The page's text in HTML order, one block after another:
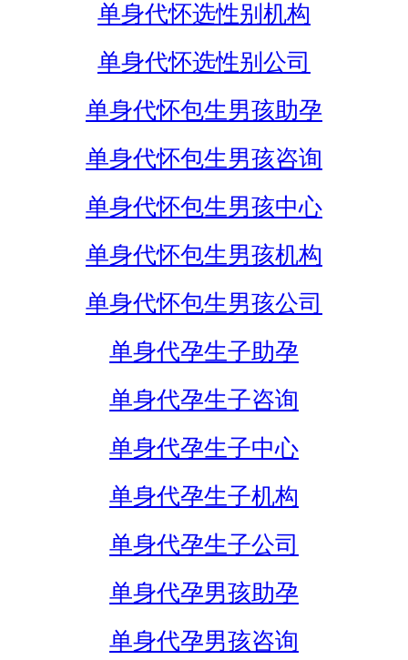
单身代怀选性别机构
单身代怀选性别公司
单身代怀包生男孩助孕
单身代怀包生男孩咨询
单身代怀包生男孩中心
单身代怀包生男孩机构
单身代怀包生男孩公司
单身代孕生子助孕
单身代孕生子咨询
单身代孕生子中心
单身代孕生子机构
单身代孕生子公司
单身代孕男孩助孕
单身代孕男孩咨询